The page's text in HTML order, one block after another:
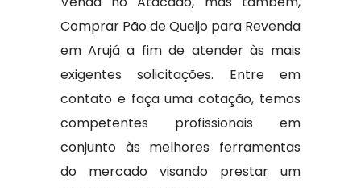
Comprar Pão de Queijo para Revenda
em Arujá a fim de atender às mais
exigentes solicitações. Entre em
contato e faça uma cotação, temos
competentes profissionais em
conjunto às melhores ferramentas
do mercado visando prestar um